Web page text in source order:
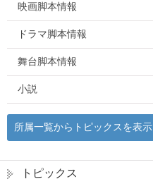
映画脚本情報
ドラマ脚本情報
舞台脚本情報
小説
所属一覧からトピックスを表示
トピックス